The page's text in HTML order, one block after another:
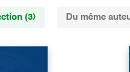
(3) Du même